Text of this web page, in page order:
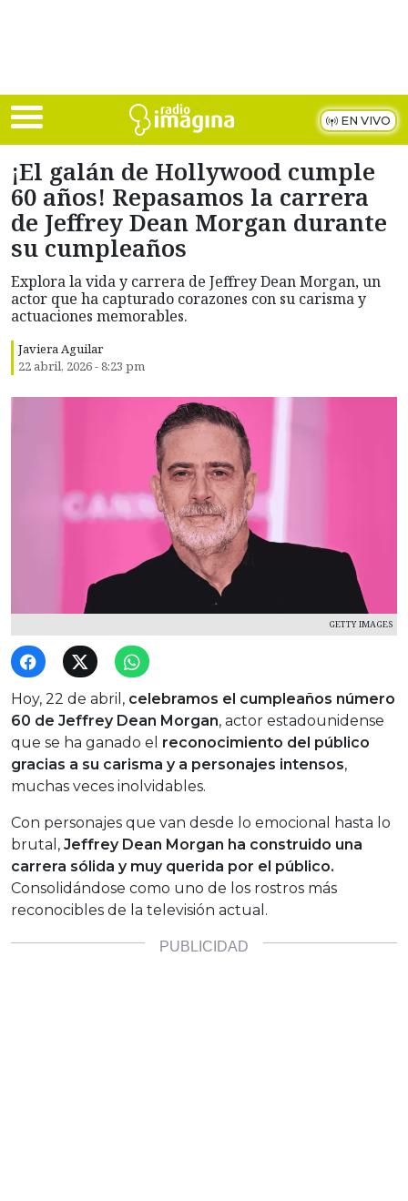
EN VIVO
¡El galán de Hollywood cumple
60 años! Repasamos la carrera
de Jeffrey Dean Morgan durante
su cumpleaños
Explora la vida y carrera de Jeffrey Dean Morgan, un
actor que ha capturado corazones con su carisma y
actuaciones memorables.
Javiera Aguilar
22 abril, 2026 - 8:23 pm
GETTY IMAGES
Hoy, 22 de abril, celebramos el cumpleaños número
60 de Jeffrey Dean Morgan, actor estadounidense
que se ha ganado el reconocimiento del público
gracias a su carisma y a personajes intensos,
muchas veces inolvidables.
Con personajes que van desde lo emocional hasta lo
brutal, Jeffrey Dean Morgan ha construido una
carrera sólida y muy querida por el público.
Consolidándose como uno de los rostros más
reconocibles de la televisión actual.